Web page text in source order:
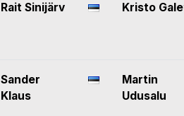
Rait Sinijärv Kristo
Sander
Klaus
Martin
Udusalu